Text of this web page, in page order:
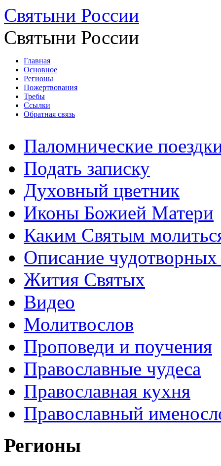
Святыни России
Святыни России
Главная
Основное
Регионы
Пожертвования
Требы
Ссылки
Обратная связь
Паломнические
Подать записку
Духовный цветник
Иконы Божией Матери
Каким Святым
Описание
Жития Святых
Видео
Молитвослов
Проповеди и поучения
Православные чудеса
Православная кухня
Православный
Регионы